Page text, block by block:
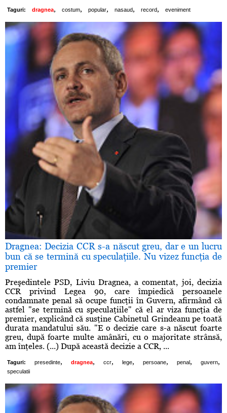
Taguri: dragnea, costum, popular, nasaud, record, eveniment
Dragnea: Decizia CCR s-a născut greu, dar e un lucru
bun că se termină cu speculaţiile. Nu vizez funcţia de
premier
Preşedintele PSD, Liviu Dragnea, a comentat, joi, decizia
CCR privind Legea 90, care împiedică persoanele
condamnate penal să ocupe funcţii în Guvern, afirmând că
astfel "se termină cu speculaţiile" că el ar viza funcţia de
premier, explicând că susţine Cabinetul Grindeanu pe toată
durata mandatului său. "E o decizie care s-a născut foarte
greu, după foarte multe amânări, cu o majoritate strânsă,
am înţeles. (...) După această decizie a CCR, ...
Taguri: presedinte, dragnea, ccr, lege, persoane, penal , guvern,
speculatii